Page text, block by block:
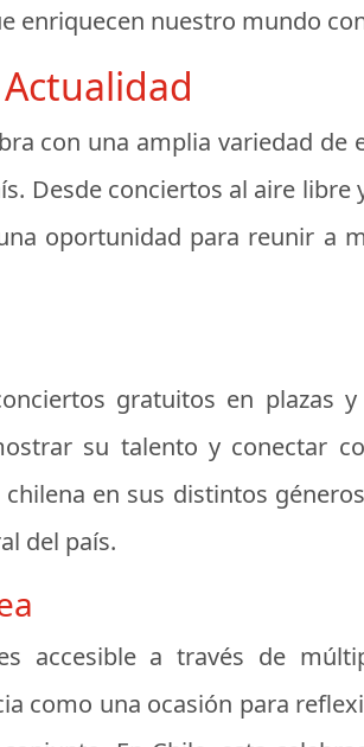
enriquecen nuestro mundo
con una amplia variedad de
Desde conciertos al aire
oportunidad para reunir a
gratuitos en plazas
su talento y conectar
en sus distintos
del país.
accesible a través de
como una ocasión para